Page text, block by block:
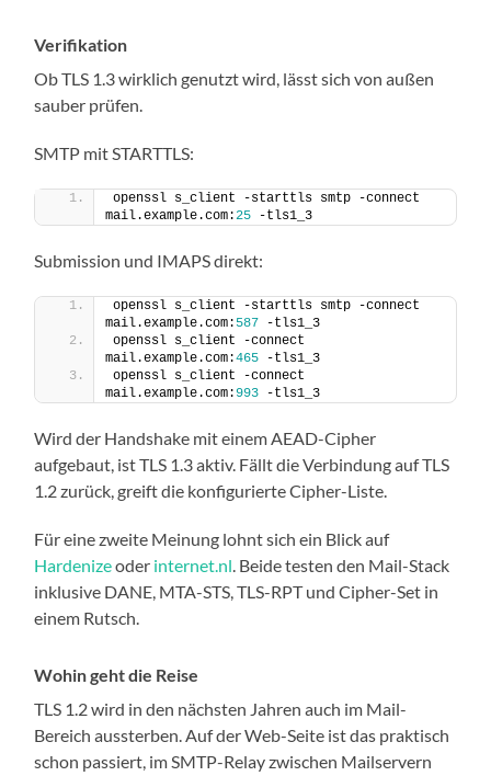
Verifikation
Ob TLS 1.3 wirklich genutzt wird, lässt sich von außen
sauber prüfen.
SMTP mit STARTTLS:
openssl s_client -starttls smtp -connect
mail.example.com:25 -tls1_3
Submission und IMAPS direkt:
openssl s_client -starttls smtp -connect
mail.example.com: 587 -tls1_3
openssl s_client -connect
mail.example.com:465 -tls1_3
openssl s_client -connect
mail.example.com:993 -tls1_3
Wird der Handshake mit einem AEAD-Cipher
aufgebaut, ist TLS 1.3 aktiv. Fällt die Verbindung auf TLS
1.2 zurück, greift die konfigurierte Cipher-Liste.
Für eine zweite Meinung lohnt sich ein Blick auf
Hardenizeoder internet.nl. Beide testen den Mail-Stack
inklusive DANE, MTA-STS, TLS-RPT und Cipher-Set in
einem Rutsch.
Wohin geht die Reise
TLS 1.2 wird in den nächsten Jahren auch im Mail-
Bereich aussterben. Auf der Web-Seite ist das praktisch
schon passiert, im SMTP-Relay zwischen Mailservern